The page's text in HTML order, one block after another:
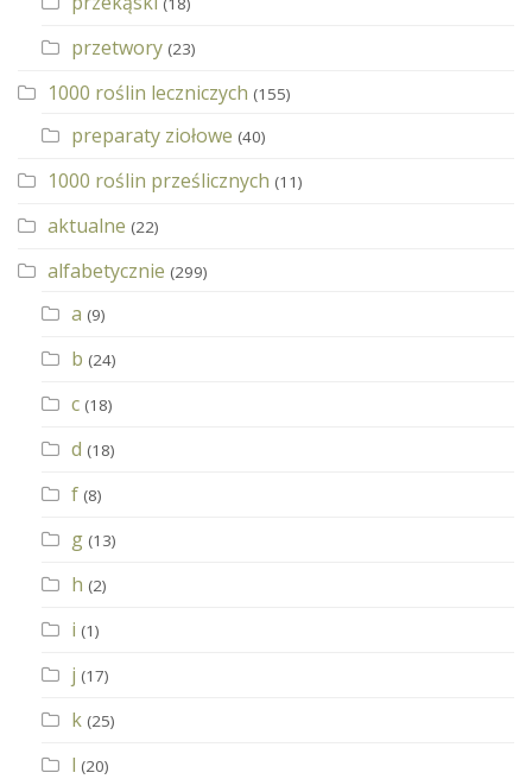
przetwory (23)
1000 roślin leczniczych (155)
preparaty ziołowe (40)
1000 roślin prześlicznych (11)
aktualne (22)
alfabetycznie (299)
a (9)
b (24)
c (18)
d (18)
f (8)
g (13)
h (2)
i (1)
j (17)
k (25)
l (20)